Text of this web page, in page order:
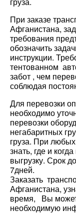
При заказе
Афганистана,
требования
обозначить
инструкции.
тентованном
забот , чем
соблюдая
Для перевозки
необходимо
перевозки
негабаритных
груза. При любых
знать, где и
выгрузку. Срок
7дней.
Заказать
Афганистана,
время, Вы
необходимую
Город
Страна
Город
Наименование
Дата погрузки
Тип
Вес груза (т)
Объем груза
Город
Страна
Город
Тип
Свободен с
Вес груза (т)
Объем груза
Компания